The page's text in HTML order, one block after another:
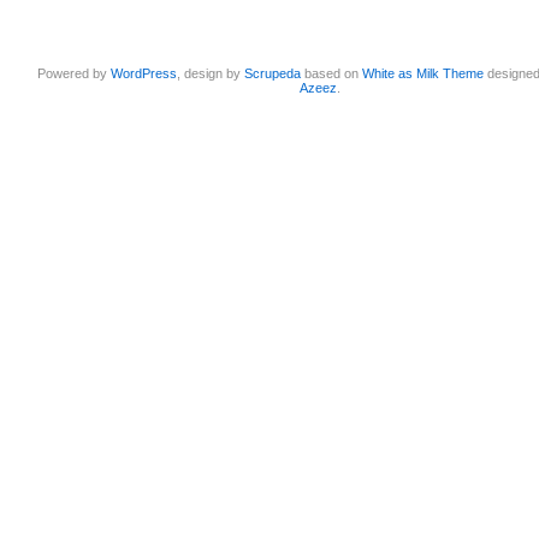
Powered byWordPress , design byScrupeda based onWhite as Milk Theme
Azeez